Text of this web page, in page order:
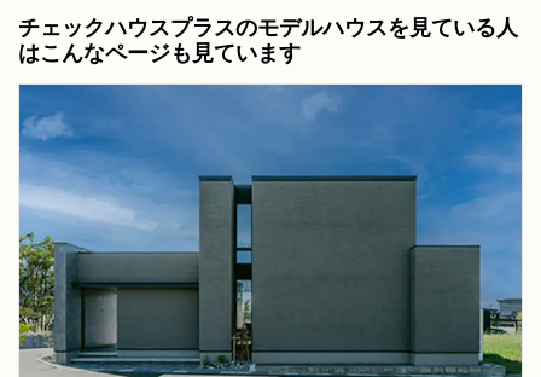
チェックハウスプラスのモデルハウスを見ている人
はこんなページも見ています